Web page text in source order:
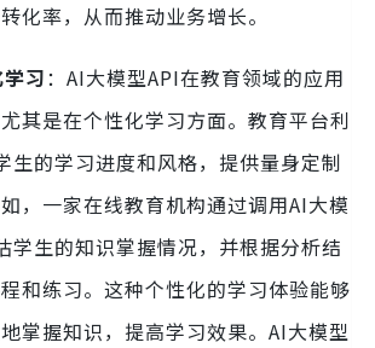
化率，从而推动业务增长。
习：AI大模型API在教育领域的应用
其是在个性化学习方面。教育平台利
生的学习进度和风格，提供量身定制
，一家在线教育机构通过调用AI大模
学生的知识掌握情况，并根据分析结
和练习。这种个性化的学习体验能够
掌握知识，提高学习效果。AI大模型